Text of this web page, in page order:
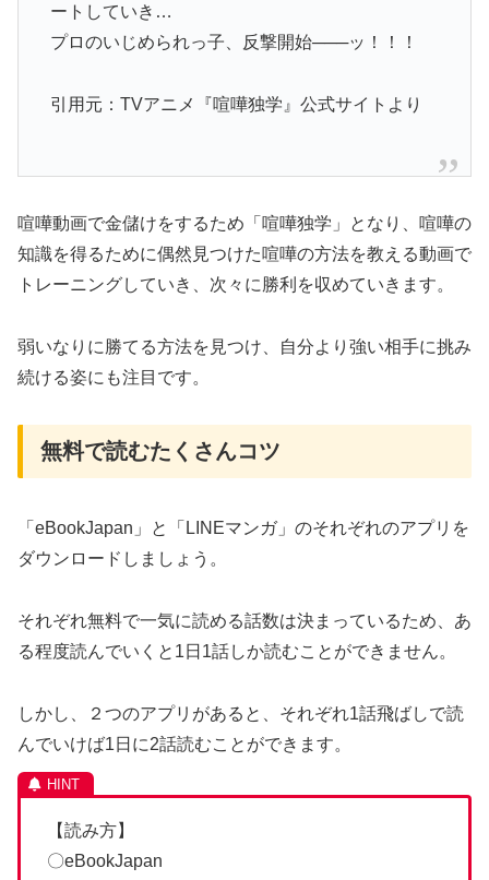
ートしていき…
プロのいじめられっ子、反撃開始───ッ！！！
引用元：TVアニメ『喧嘩独学』公式サイトより
喧嘩動画で金儲けをするため「喧嘩独学」となり、喧嘩の
知識を得るために偶然見つけた喧嘩の方法を教える動画で
トレーニングしていき、次々に勝利を収めていきます。
弱いなりに勝てる方法を見つけ、自分より強い相手に挑み
続ける姿にも注目です。
無料で読むたくさんコツ
「eBookJapan」と「LINEマンガ」のそれぞれのアプリを
ダウンロードしましょう。
それぞれ無料で一気に読める話数は決まっているため、あ
る程度読んでいくと1日1話しか読むことができません。
しかし、２つのアプリがあると、それぞれ1話飛ばしで読
んでいけば1日に2話読むことができます。
【読み方】
〇eBookJapan